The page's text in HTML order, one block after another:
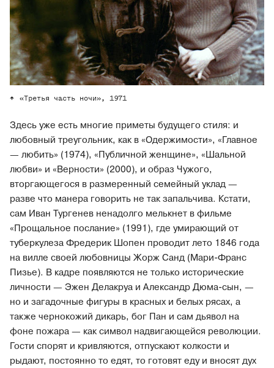
«Третья часть ночи», 1971
Здесь уже есть многие приметы будущего стиля: и
любовный треугольник, как в «Одержимости», «Главное
— любить» (1974), «Публичной женщине», «Шальной
любви» и «Верности» (2000), и образ Чужого,
вторгающегося в размеренный семейный уклад —
разве что манера говорить не так запальчива. Кстати,
сам Иван Тургенев ненадолго мелькнет в фильме
«Прощальное послание» (1991), где умирающий от
туберкулеза Фредерик Шопен проводит лето 1846 года
на вилле своей любовницы Жорж Санд (Мари-Франс
Пизье). В кадре появляются не только исторические
личности — Эжен Делакруа и Александр Дюма-сын, —
но и загадочные фигуры в красных и белых рясах, а
также чернокожий дикарь, бог Пан и сам дьявол на
фоне пожара — как символ надвигающейся революции.
Гости спорят и кривляются, отпускают колкости и
рыдают, постоянно то едят, то готовят еду и вносят дух